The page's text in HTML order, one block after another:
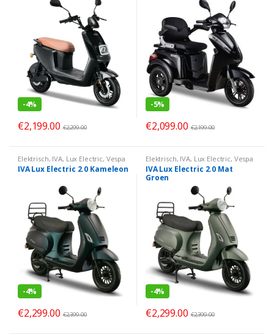
-4%
€2,199.00 €2,299.00
-5%
€2,099.00 €2,199.00
Elektrisch, IVA, Lux Electric, Vespa
Look
IVA Lux Electric 2.0 Kameleon
-4%
€2,299.00 €2,399.00
Elektrisch, IVA, Lux Electric, Vespa
Look
IVA Lux Electric 2.0 Mat
Groen
-4%
€2,299.00 €2,399.00